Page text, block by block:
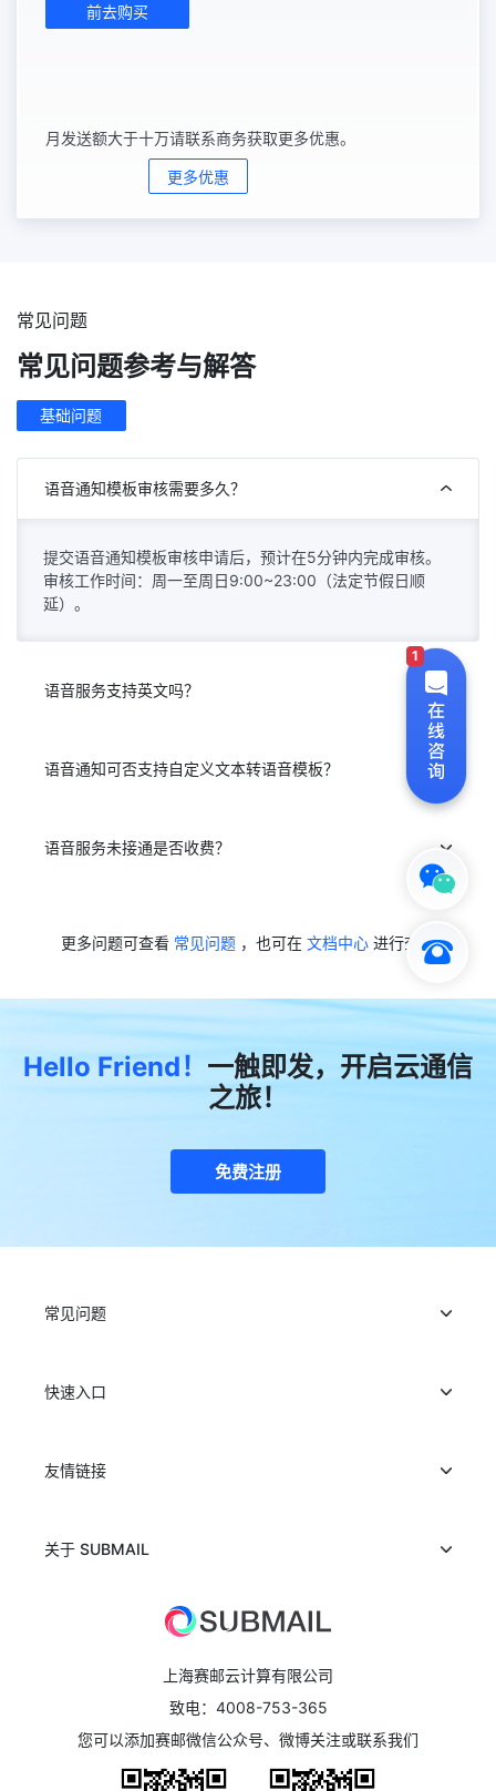
1
前去购买
月发送额大于十万请联系商务获取更多优惠。
更多优惠
常见问题
常见问题参考与解答
基础问题
语音通知模板审核需要多久？
提交语音通知模板审核申请后，预计在5分钟内完成审核。
审核工作时间：周一至周日9:00~23:00（法定节假日顺
延）。
语音服务支持英文吗？
语音通知可否支持自定义文本转语音模板？
语音服务未接通是否收费？
更多问题可查看 常见问题 ，也可在 文档中心 进行查询
Hello Friend！ 一触即发，开启云通信
之旅！
免费注册
常见问题
快速入口
友情链接
关于 SUBMAIL
上海赛邮云计算有限公司
致电：4008-753-365
您可以添加赛邮微信公众号、微博关注或联系我们